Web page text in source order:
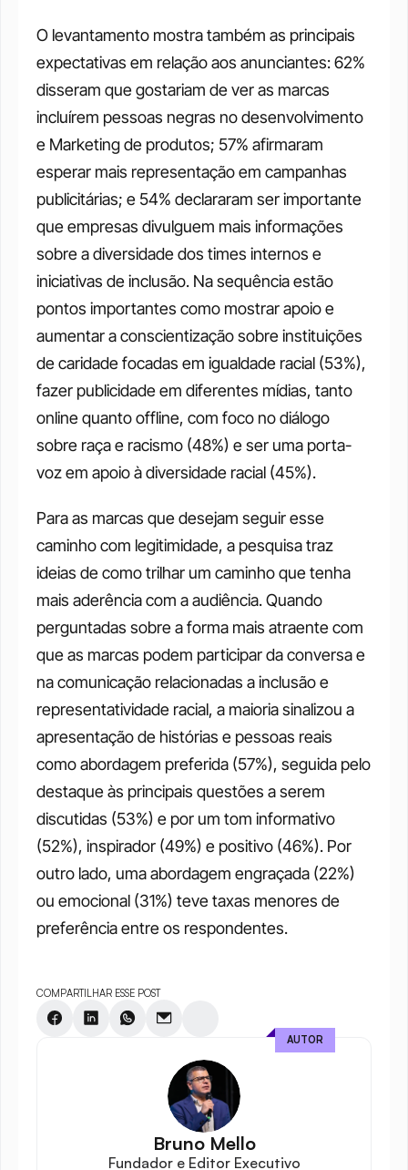
O levantamento mostra também as principais
expectativas em relação aos anunciantes: 62%
disseram que gostariam de ver as marcas
incluírem pessoas negras no desenvolvimento
e Marketing de produtos; 57% afirmaram
esperar mais representação em campanhas
publicitárias; e 54% declararam ser importante
que empresas divulguem mais informações
sobre a diversidade dos times internos e
iniciativas de inclusão. Na sequência estão
pontos importantes como mostrar apoio e
aumentar a conscientização sobre instituições
de caridade focadas em igualdade racial (53%),
fazer publicidade em diferentes mídias, tanto
online quanto offline, com foco no diálogo
sobre raça e racismo (48%) e ser uma porta-
voz em apoio à diversidade racial (45%).
Para as marcas que desejam seguir esse
caminho com legitimidade, a pesquisa traz
ideias de como trilhar um caminho que tenha
mais aderência com a audiência. Quando
perguntadas sobre a forma mais atraente com
que as marcas podem participar da conversa e
na comunicação relacionadas a inclusão e
representatividade racial, a maioria sinalizou a
apresentação de histórias e pessoas reais
como abordagem preferida (57%), seguida pelo
destaque às principais questões a serem
discutidas (53%) e por um tom informativo
(52%), inspirador (49%) e positivo (46%). Por
outro lado, uma abordagem engraçada (22%)
ou emocional (31%) teve taxas menores de
preferência entre os respondentes.
COMPARTILHAR ESSE POST
Bruno Mello
Fundador e Editor Executivo
AUTOR